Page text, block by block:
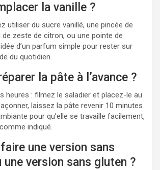
la vanille ?
utiliser du sucre vanillé, une pincée de
de zeste de citron, ou une pointe de
d’un parfum simple pour rester sur
du quotidien.
la pâte à l’avance ?
heures : filmez le saladier et placez-le au
laissez la pâte revenir 10 minutes
pour qu’elle se travaille facilement,
indiqué.
une version sans
une version sans gluten ?